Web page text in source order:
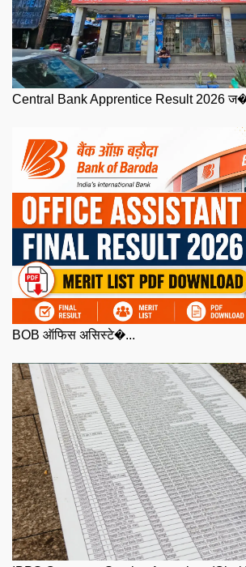
Central Bank Apprentice Result 2026
BOB ऑफिस असिस्टे�...